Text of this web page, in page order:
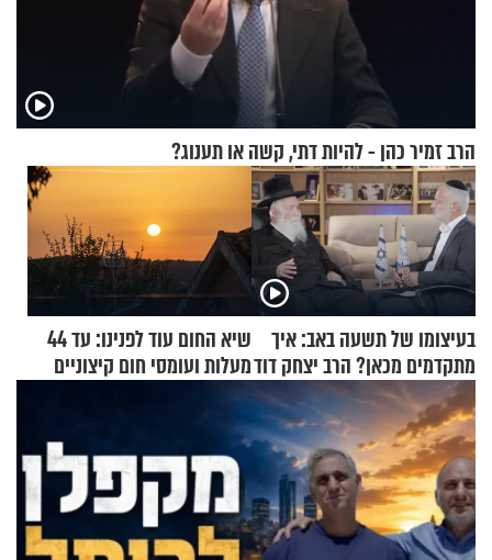
הרב זמיר כהן - להיות דתי, קשה או תענוג?
בעיצומו של תשעה באב: איך
מתקדמים מכאן? הרב יצחק דוד
גרוסמן בשיחה מיוחדת
שיא החום עוד לפנינו: עד 44
מעלות ועומסי חום קיצוניים